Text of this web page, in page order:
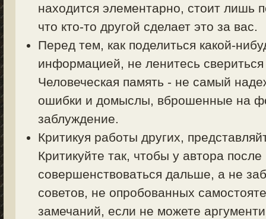
находится элементарно, стоит лишь
что кто-то другой сделает это за вас.
Перед тем, как поделиться какой-
информацией, не ленитесь
Человеческая память - не самый
ошибки и домыслы, вброшенные на
заблуждение.
Критикуя работы других,
Критикуйте так, чтобы у автора
совершенствоваться дальше, а не
советов, не опробованных
замечаний, если не можете